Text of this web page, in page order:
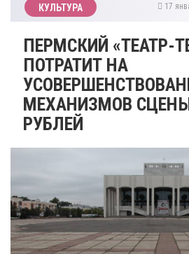
КУЛЬТУРА 17
ПЕРМСКИЙ «ТЕАТР-
ПОТРАТИТ НА
МЕХАНИЗМОВ
РУБЛЕЙ